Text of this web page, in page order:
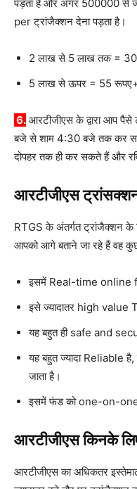
पड़ता है और अगर 500000 से
per ट्रांजैक्शन देना पड़ता है।
2 लाख से 5 लाख तक =
5 लाख से ऊपर = 55
6. आरटीजीएस के द्वारा आप
बजे से शाम 4:30 बजे तक कर
दोपहर तक ही कर सकते हैं और
आरटीजीएस
RTGS के अंतर्गत ट्रांजैक्शन के
आपको आगे बताने जा रहे हैं वह
इसमें Real-time online
इसे ज्यादातर high value
यह बहुत ही safe and
यह बहुत ज्यादा Reliable है,
जाता है।
इसमें फंड को one-on-one
आरटीजीएस किनके
आरटीजीएस का अधिकतर इस्तेमाल